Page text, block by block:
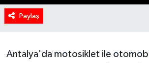
Paylaş
Antalya'da motosiklet ile